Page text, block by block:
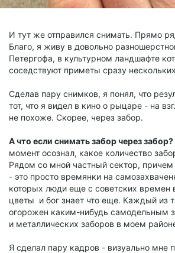
И тут же отправился снимать. Прямо
Благо, я живу в довольно
Петергофа, в культурном ландшафте
соседствуют приметы сразу
Сделав пару снимков, я понял, что
тот, что я видел в кино о рыцаре - на
не похоже. Скорее, через забор.
А что если снимать забор через забор?
момент осознал, какое количество
Рядом со мной частный сектор, причем
- это просто времянки на
которых люди еще с советских
цветы и бог знает что еще. Каждый из
огорожен каким-нибудь самодельным
и металлических заборов в моем
Я сделал пару кадров - визуально мне